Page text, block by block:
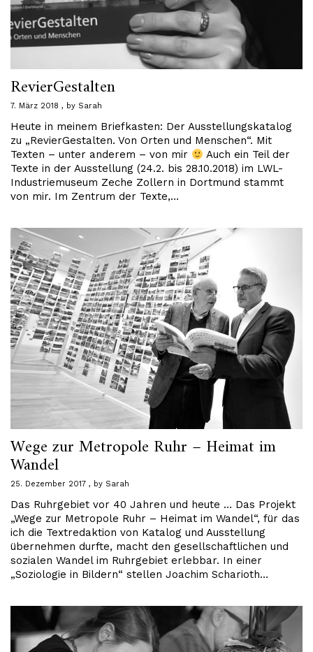
RevierGestalten
7. März 2018 by Sarah
Heute in meinem Briefkasten: Der Ausstellungskatalog
zu „RevierGestalten. Von Orten und Menschen“. Mit
Texten – unter anderem – von mir
Auch ein Teil der
Texte in der Ausstellung (24.2. bis 28.10.2018) im LWL-
Industriemuseum Zeche Zollern in Dortmund stammt
von mir. Im Zentrum der Texte,…
Wege zur Metropole Ruhr – Heimat im
Wandel
25. Dezember 2017 by Sarah
Das Ruhrgebiet vor 40 Jahren und heute … Das Projekt
„Wege zur Metropole Ruhr – Heimat im Wandel“, für das
ich die Textredaktion von Katalog und Ausstellung
übernehmen durfte, macht den gesellschaftlichen und
sozialen Wandel im Ruhrgebiet erlebbar. In einer
„Soziologie in Bildern“ stellen Joachim Scharioth…